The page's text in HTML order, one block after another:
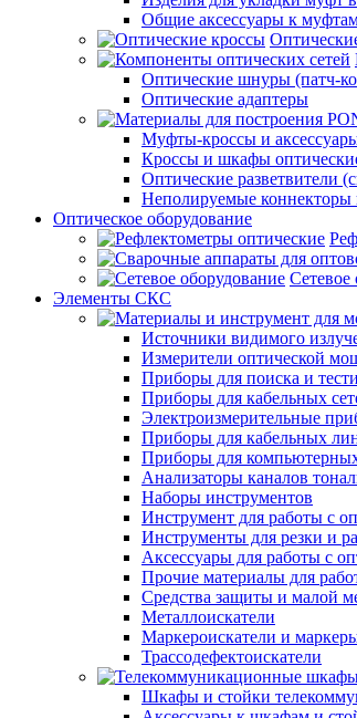
Общие аксессуары к
Оптические шнуры (патч-
Оптические адаптеры
Муфты-кроссы и
Кроссы и шкафы
Оптические разветвители
Неполируемые коннекторы
Оптическое оборудование
Сетевое
Элементы СКС
Источники видимого
Измерители оптической
Приборы для поиска и
Приборы для кабельных
Электроизмерительные
Приборы для кабельных
Приборы для
Анализаторы каналов
Наборы инструментов
Инструмент для работы с
Инструменты для резки и
Аксессуары для работы с
Прочие материалы для
Средства защиты и малой
Металлоискатели
Маркероискатели и
Трассодефектоискатели
Шкафы и стойки